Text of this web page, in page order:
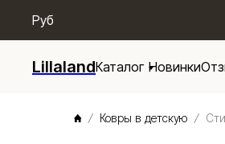
Руб
LillalandКаталог Новинки
Ковры в детскую